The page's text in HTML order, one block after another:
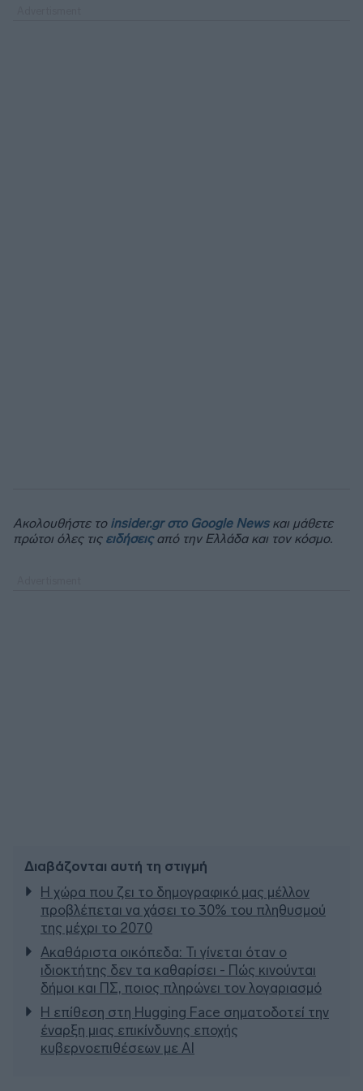
Ακολουθήστε το insider.gr στο Google Newsκαι μάθετε
πρώτοι όλες τις ειδήσειςαπό την Ελλάδα και τον κόσμο.
Διαβάζονται αυτή τη στιγμή
Η χώρα που ζει το δημογραφικό μας μέλλον
προβλέπεται να χάσει το 30% του πληθυσμού
της μέχρι το 2070
Ακαθάριστα οικόπεδα: Τι γίνεται όταν ο
ιδιοκτήτης δεν τα καθαρίσει - Πώς κινούνται
δήμοι και ΠΣ, ποιος πληρώνει τον λογαριασμό
Η επίθεση στη Hugging Face σηματοδοτεί την
έναρξη μιας επικίνδυνης εποχής
κυβερνοεπιθέσεων με AI